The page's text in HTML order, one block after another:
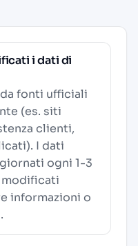
i dati di
fonti ufficiali
(es. siti
clienti,
I dati
ogni 1-3
modificati
informazioni o